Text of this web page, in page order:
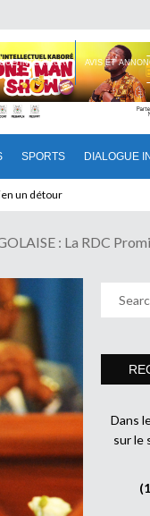
SPORTS DIALOGUE
INTERIEUR AVIS ET
!
: La RDC
Dans
sur le